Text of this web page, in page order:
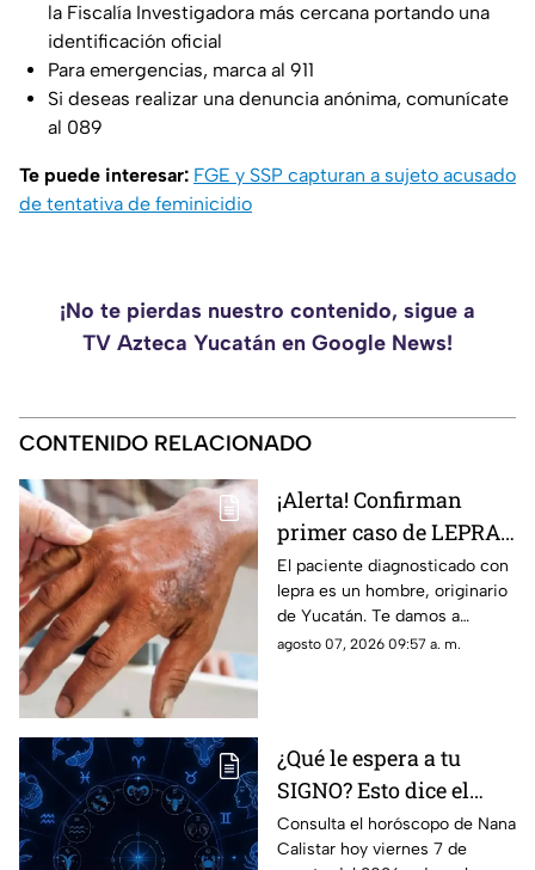
la Fiscalía Investigadora más cercana portando una
identificación oficial
Para emergencias, marca al 911
Si deseas realizar una denuncia anónima, comunícate
al 089
Te puede interesar: FGE y SSP capturan a sujeto acusado
de tentativa de feminicidio
¡No te pierdas nuestro contenido, sigue a
TV Azteca Yucatán en Google News!
CONTENIDO RELACIONADO
¡Alerta! Confirman
primer caso de LEPRA
en Yucatán en este
2026; ¿Cómo se
contagia?
El paciente diagnosticado con
lepra es un hombre, originario
de Yucatán. Te damos a
conocer los detalles de este
agosto 07, 2026 09:57 a. m.
¿Qué le espera a tu
SIGNO? Esto dice el
horóscopo de Nana
Calistar HOY, viernes 7
Consulta el horóscopo de Nana
Calistar hoy viernes 7 de